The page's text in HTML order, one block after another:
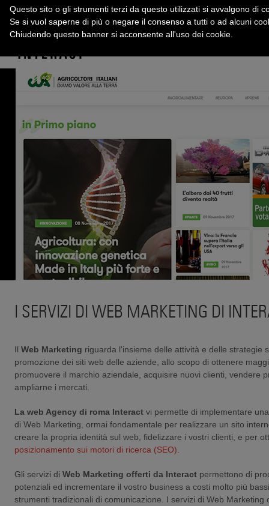
I SERVIZI DI WEB MARKETING DI
Il Web Marketing riguarda l'insieme delle attività e delle strategie
promozione dei siti web delle aziende, allo scopo di ottenere
promuovere il marchio aziendale, acquisire nuovi clienti, vendere
ampliarne i mercati.
La web Agency di roma Interact vi permette di implementare
di Web Marketing, ormai fondamentale per realizzare un sito
creare la propria identità sul web, fidelizzare i vostri clienti, e per
posizionamento sui motori di ricerca (SEO)
Gli servizi di Web Marketing offerti da Interact permettono di
potenziali ed incrementare il vostro business a costi molto più
strumenti tradizionali di comunicazione. I servizi di Web Marketing
Questo sito o gli strumenti terzi da questo utilizzati si avvalgono di
Se si vuol saperne di più o negare il consenso a tutti o ad alcuni
Chiudendo questo banner si acconsente all'uso dei cookie.